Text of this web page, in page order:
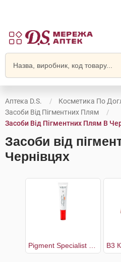
Аптека D.S.
Косметика По
Засоби Від Пігментних Плям
Засоби Від Пігментних Плям В
Засоби від
Чернівцях